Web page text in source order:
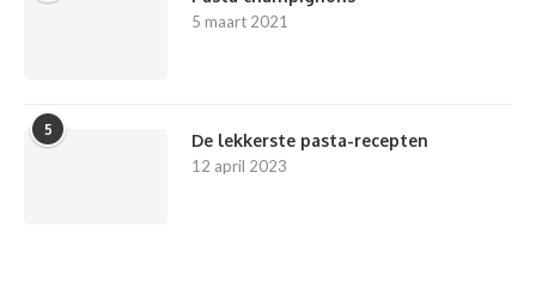
5 maart 2021
5
De lekkerste pasta-recepten
12 april 2023